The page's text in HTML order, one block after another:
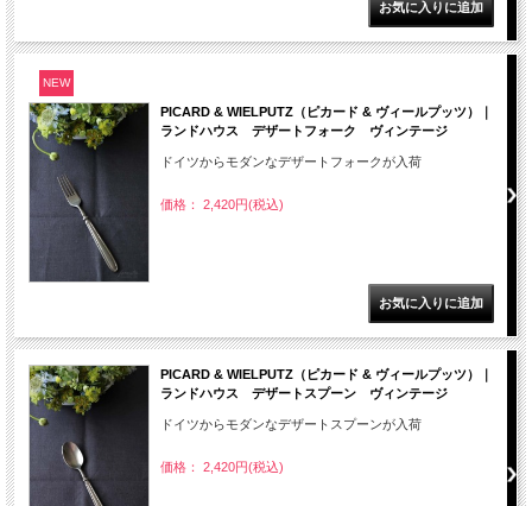
NEW
PICARD & WIELPUTZ（ピカード & ヴィールプッツ）｜
ランドハウス デザートフォーク ヴィンテージ
ドイツからモダンなデザートフォークが入荷
価格： 2,420円(税込)
PICARD & WIELPUTZ（ピカード & ヴィールプッツ）｜
ランドハウス デザートスプーン ヴィンテージ
ドイツからモダンなデザートスプーンが入荷
価格： 2,420円(税込)